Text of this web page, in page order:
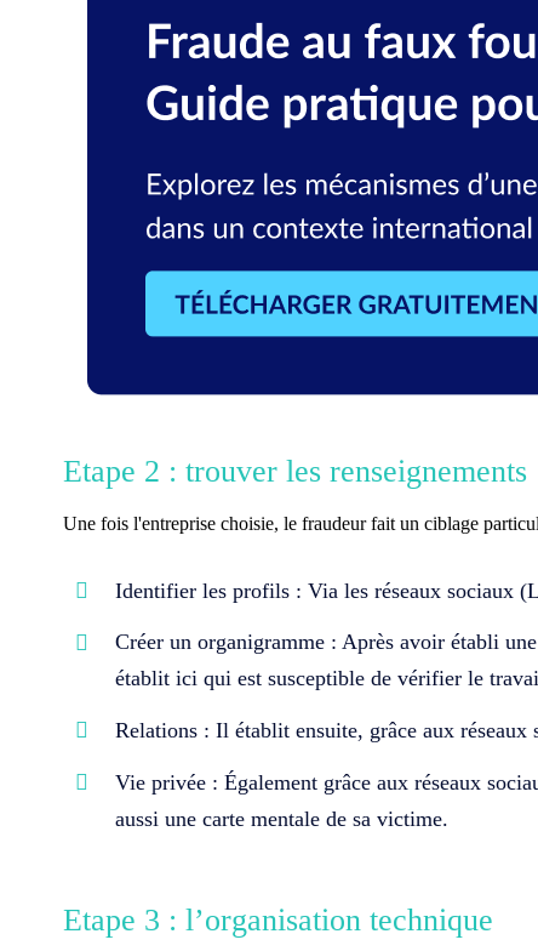
Etape 2 : trouver les renseignements
Une fois l'entreprise choisie, le fraudeur fait un ciblage
Identifierles profils : Via les réseaux sociaux (
Créerun organigramme : Après avoir établi
établit ici qui est susceptible de vérifier le
Relations : Il établit ensuite, grâce aux réseaux
Vie privée : Également grâce aux réseaux
aussi une carte mentale de sa victime.
Etape 3 : l’organisation technique